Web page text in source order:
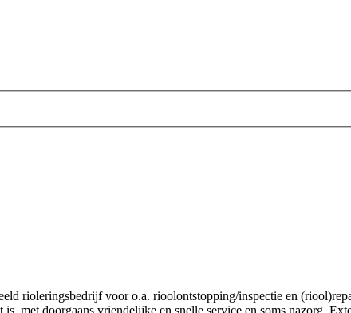
rioleringsbedrijf voor o.a. rioolontstopping/inspectie en
met doorgaans vriendelijke en snelle service en soms nazorg.